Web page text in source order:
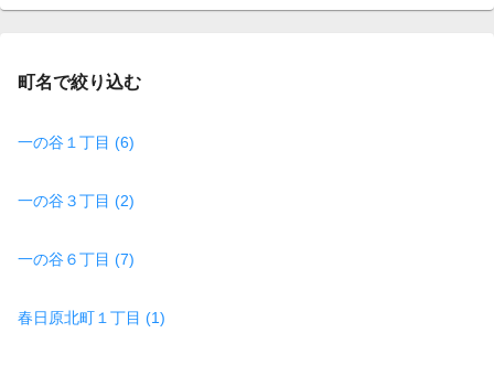
page
町名で絞り込む
一の谷１丁目 (6)
一の谷３丁目 (2)
一の谷６丁目 (7)
春日原北町１丁目 (1)